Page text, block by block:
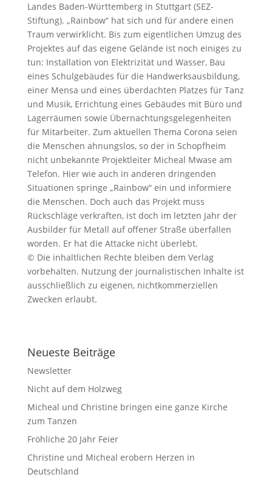
Landes Baden-Württemberg in Stuttgart (SEZ-
Stiftung). „Rainbow“ hat sich und für andere einen
Traum verwirklicht. Bis zum eigentlichen Umzug des
Projektes auf das eigene Gelände ist noch einiges zu
tun: Installation von Elektrizität und Wasser, Bau
eines Schulgebäudes für die Handwerksausbildung,
einer Mensa und eines überdachten Platzes für Tanz
und Musik, Errichtung eines Gebäudes mit Büro und
Lagerräumen sowie Übernachtungsgelegenheiten
für Mitarbeiter. Zum aktuellen Thema Corona seien
die Menschen ahnungslos, so der in Schopfheim
nicht unbekannte Projektleiter Micheal Mwase am
Telefon. Hier wie auch in anderen dringenden
Situationen springe „Rainbow“ ein und informiere
die Menschen. Doch auch das Projekt muss
Rückschläge verkraften, ist doch im letzten Jahr der
Ausbilder für Metall auf offener Straße überfallen
worden. Er hat die Attacke nicht überlebt.
© Die inhaltlichen Rechte bleiben dem Verlag
vorbehalten. Nutzung der journalistischen Inhalte ist
ausschließlich zu eigenen, nichtkommerziellen
Zwecken erlaubt.
Neueste Beiträge
Newsletter
Nicht auf dem Holzweg
Micheal und Christine bringen eine ganze Kirche
zum Tanzen
Fröhliche 20 Jahr Feier
Christine und Micheal erobern Herzen in
Deutschland